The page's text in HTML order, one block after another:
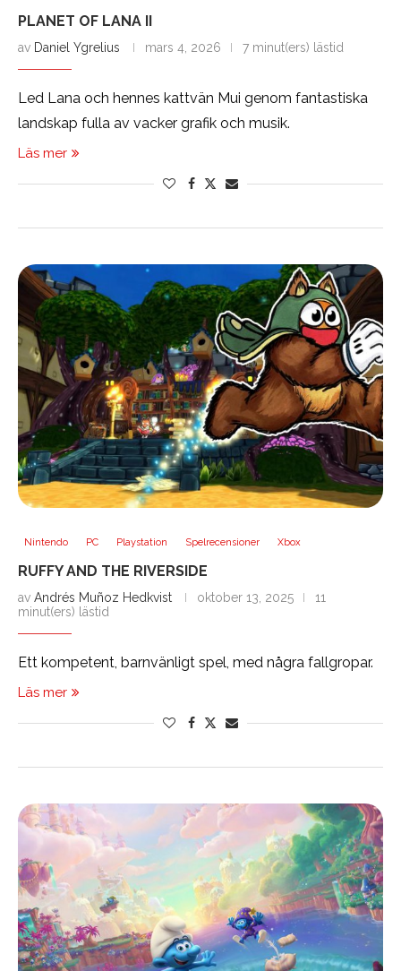
PLANET OF LANA II
av Daniel Ygrelius mars 4, 2026 7 minut(ers) lästid
Led Lana och hennes kattvän Mui genom fantastiska
landskap fulla av vacker grafik och musik.
Läs mer
Nintendo PC Playstation Spelrecensioner Xbox
RUFFY AND THE RIVERSIDE
av Andrés Muñoz Hedkvist oktober 13, 2025
11
minut(ers) lästid
Ett kompetent, barnvänligt spel, med några fallgropar.
Läs mer